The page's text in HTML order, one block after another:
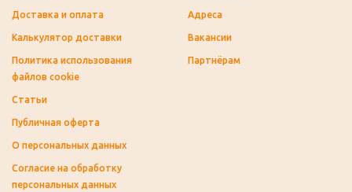
Доставка и оплата
Калькулятор доставки
Политика использования
файлов cookie
Статьи
Публичная оферта
О персональных данных
Согласие на обработку
персональных данных
Адреса
Вакансии
Партнёрам